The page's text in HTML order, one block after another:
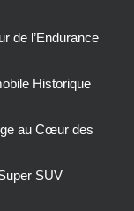
de l’Endurance
Historique
au Cœur des
SUV